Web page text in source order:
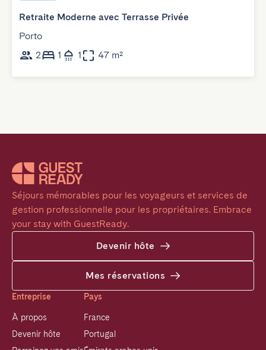
Retraite Moderne avec Terrasse Privée
Porto
2
1 1 47 m²
Séjours mémorables pour les voyageurs et services de
gestion professionnelle pour les propriétaires. Embrace
your stay with GuestReady.
Devenir hôte
Mes réservations
Entreprise
À propos
Devenir hôte
Pays
France
Portugal